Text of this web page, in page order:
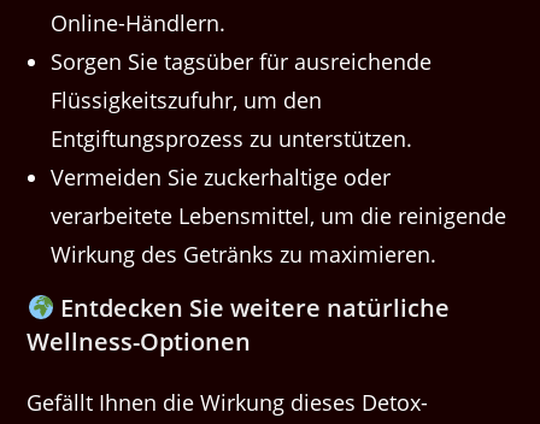
Online-Händlern.
Sorgen Sie tagsüber für ausreichende
Flüssigkeitszufuhr, um den
Entgiftungsprozess zu unterstützen.
Vermeiden Sie zuckerhaltige oder
verarbeitete Lebensmittel, um die reinigende
Wirkung des Getränks zu maximieren.
Entdecken Sie weitere natürliche
Wellness-Optionen
Gefällt Ihnen die Wirkung dieses Detox-